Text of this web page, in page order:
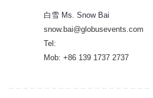
白雪 Ms. Snow Bai
snow.bai@globusevents.com
Tel:
Mob: +86 139 1737 2737